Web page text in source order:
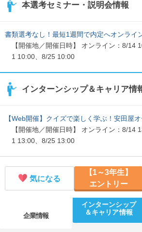
本選考セミナー・説明会情報
書類選考なし！最短1週間で内定へオンライ
【開催地／開催日時】 オンライン：8/14
1 10:00、8/25 10:00
インターンシップ＆キャリア情
【Web開催】クイズで楽しく学ぶ！安田屋
【開催地／開催日時】 オンライン：8/14
1 13:00、8/25 13:00
気になる
【1～3年生】
エントリー
企業情報
インターンシップ
＆キャリア情報